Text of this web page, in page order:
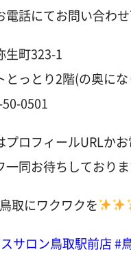
電話にてお問い合わ
生町323-1
とっとり2階(の奥に
0501
プロフィールURLか
一同お待ちしており
鳥取にワクワクを
サロン鳥取駅前店#